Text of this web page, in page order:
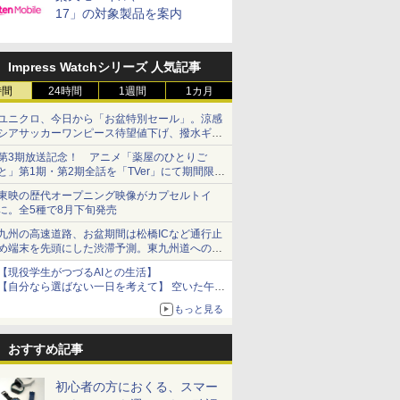
17」の対象製品を案内
Impress Watchシリーズ 人気記事
24時間 1週間 1カ月
ニクロ、今日から「お盆特別セール」。涼感
アサッカーワンピース待望値下げ、撥水ギア
ョーツは1990円に
3期放送記念！ アニメ「薬屋のひとりご
」第1期・第2期全話を「TVer」にて期間限定
順次無料配信開始
映の歴代オープニング映像がカプセルトイ
。全5種で8月下旬発売
州の高速道路、お盆期間は松橋ICなど通行止
端末を先頭にした渋滞予測。東九州道への迂
は料金調整を実施
現役学生がつづるAIとの生活】
自分なら選ばない一日を考えて】 空いた午後
チャッピーに捧げたら、思わぬ絶景に出会っ
もっと見る
おすすめ記事
初心者の方におくる、スマー